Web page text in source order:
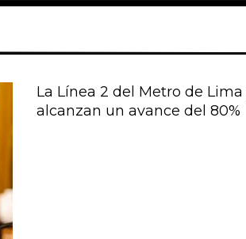
La Línea 2 del Metro de
alcanzan un avance del 80%